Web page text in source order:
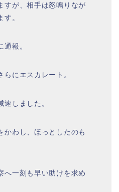
すが、相手は怒鳴りなが
。
報。
らにエスカレート。
しました。
かわし、ほっとしたのも
へ一刻も早い助けを求め